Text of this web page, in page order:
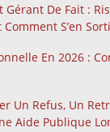
Gérant De Fait :
S’en
En 2026 :
Un Refus, Un
Aide Publique